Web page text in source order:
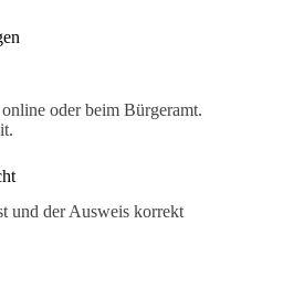
oder beim Bürgeramt.
und der Ausweis korrekt